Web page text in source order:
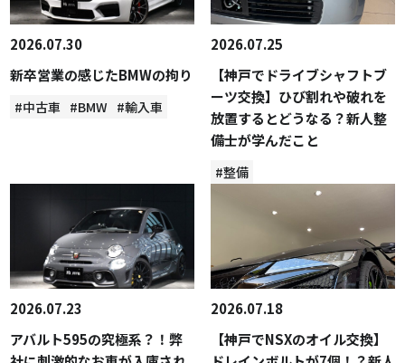
2026.07.30
新卒営業の感じたBMWの拘り
#中古車 #BMW #輸入車
2026.07.25
【神戸でドライブシャフトブ
ーツ交換】ひび割れや破れを
放置するとどうなる？新人整
備士が学んだこと
#整備
2026.07.23
アバルト595の究極系？！弊
2026.07.18
【神戸でNSXのオイル交換】